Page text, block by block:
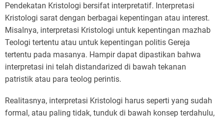
Pendekatan Kristologi bersifat interpretatif. Interpretasi
Kristologi sarat dengan berbagai kepentingan atau interest.
Misalnya, interpretasi Kristologi untuk kepentingan mazhab
Teologi tertentu atau untuk kepentingan politis Gereja
tertentu pada masanya. Hampir dapat dipastikan bahwa
interpretasi ini telah distandarized di bawah tekanan
patristik atau para teolog perintis.
Realitasnya, interpretasi Kristologi harus seperti yang sudah
formal, atau paling tidak, tunduk di bawah konsep terdahulu,